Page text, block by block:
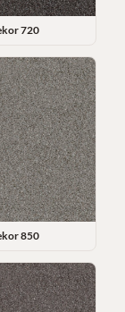
720
850